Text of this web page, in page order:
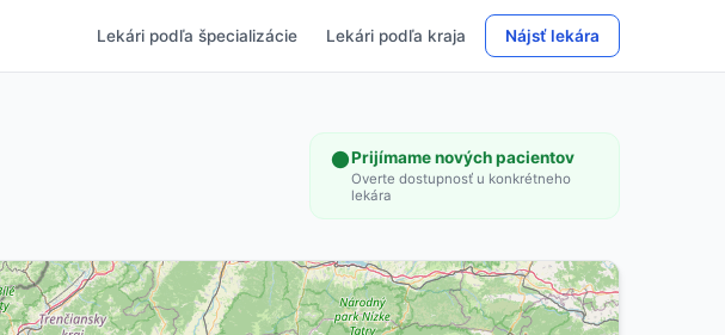
Lekári podľa špecializácie Lekári podľa kraja Nájsť lekára
Prijímame nových pacientov
Overte dostupnosť u konkrétneho
lekára